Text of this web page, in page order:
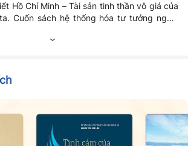
Hồ Chí Minh – Tài sản tinh thần vô giá của
. Cuốn sách hệ thống hóa tư tưởng ngoại
đại, với những nguyên tắc cốt lõi: độc lập,
độc lập trong thế kỷ XX mà còn đặt nền
lối đối ngoại độc lập, tự chủ, hợp tác